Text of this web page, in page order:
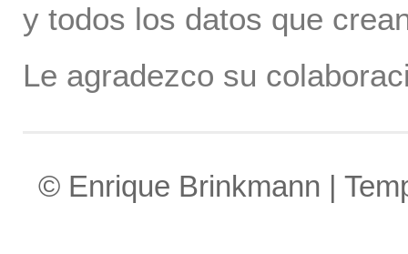
y todos los datos que
Le agradezco su
© Enrique Brinkmann |